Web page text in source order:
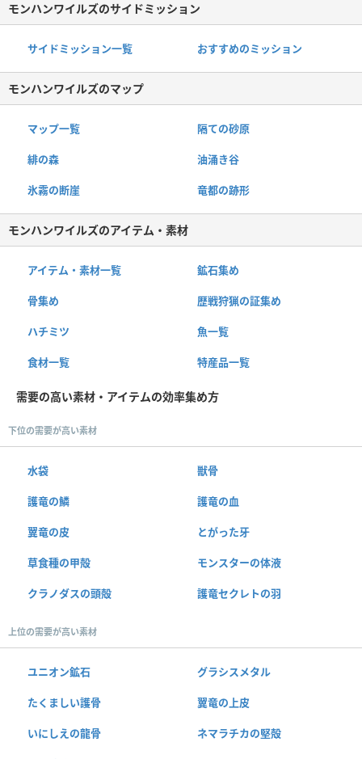
モンハンワイルズのサイドミッション
サイドミッション一覧 おすすめのミッション
モンハンワイルズのマップ
マップ一覧 隔ての砂原
緋の森 油涌き谷
氷霧の断崖 竜都の跡形
モンハンワイルズのアイテム・素材
アイテム・素材一覧 鉱石集め
骨集め 歴戦狩猟の証集め
ハチミツ 魚一覧
食材一覧 特産品一覧
需要の高い素材・アイテムの効率集め方
下位の需要が高い素材
水袋 獣骨
護竜の鱗 護竜の血
翼竜の皮 とがった牙
草食種の甲殻 モンスターの体液
クラノダスの頭殻 護竜セクレトの羽
上位の需要が高い素材
ユニオン鉱石 グラシスメタル
たくましい護骨 翼竜の上皮
いにしえの龍骨 ネマラチカの堅殻